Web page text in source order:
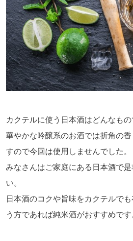
カクテルに使う日本酒はどんなも
華やかな吟醸系のお酒では折角の
すので今回は使用しませんでした。
みなさんはご家庭にある日本酒で
い。
日本酒のコクや旨味をカクテルで
う方であれば純米酒がおすすめです